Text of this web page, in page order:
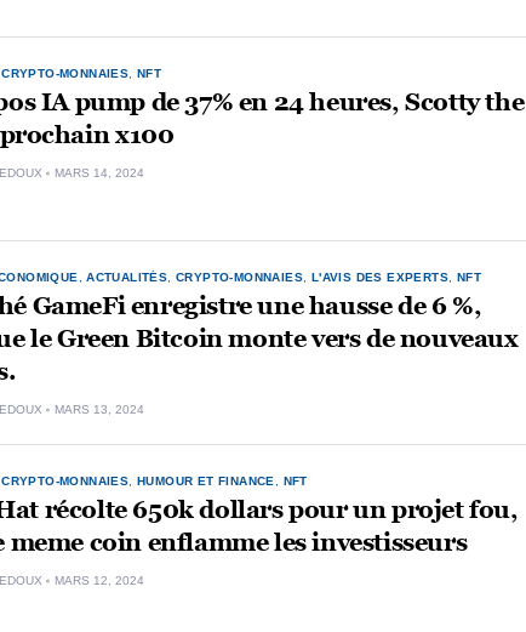
,CRYPTO-MONNAIES ,NFT
IA pump de 37% en 24 heures, Scotty the
x100
MARS 14, 2024
,ACTUALITÉS ,CRYPTO-MONNAIES L'AVIS DES EXPERTS NFT
GameFi enregistre une hausse de 6 %,
le Green Bitcoin monte vers de nouveaux
MARS 13, 2024
,CRYPTO-MONNAIES ,HUMOUR ET FINANCE NFT
récolte 650k dollars pour un projet fou,
meme coin enflamme les investisseurs
MARS 12, 2024